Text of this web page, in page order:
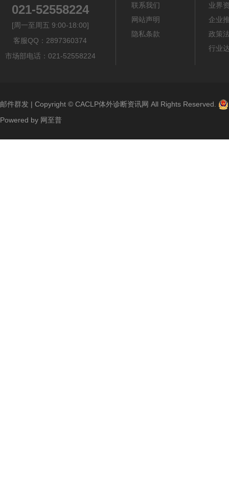
021-52558224
[周一至周五 9:00-18:00]
客服QQ：2897360374
市场部电话：021-52558224
联系我们
网站声明
隐私条款
业界
企业
政策
行业
邮件群发 | Copyright © CACLP体外诊断资讯网 All Rights Reserved.
Powered by 网至普